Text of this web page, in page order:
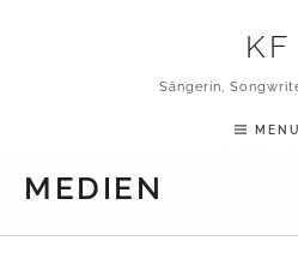
KF
Sängerin,
MENU
MEDIEN